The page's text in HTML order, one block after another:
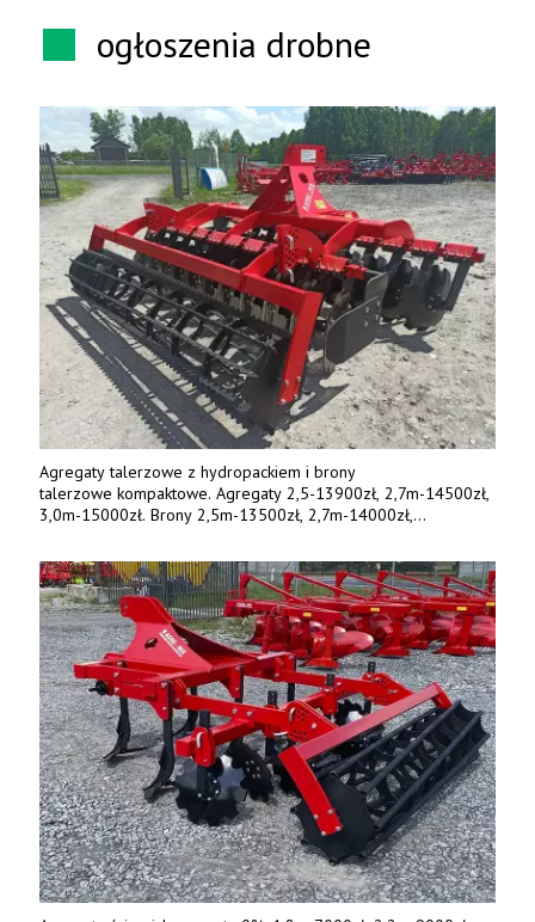
ogłoszenia drobne
Agregaty talerzowe z hydropackiem i brony
talerzowe kompaktowe. Agregaty 2,5-13900zł, 2,7m-14500zł,
3,0m-15000zł. Brony 2,5m-13500zł, 2,7m-14000zł,